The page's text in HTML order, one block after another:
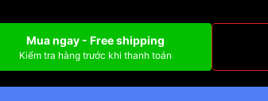
Mua ngay - Free shipping
Kiểm tra hàng trước khi thanh toán